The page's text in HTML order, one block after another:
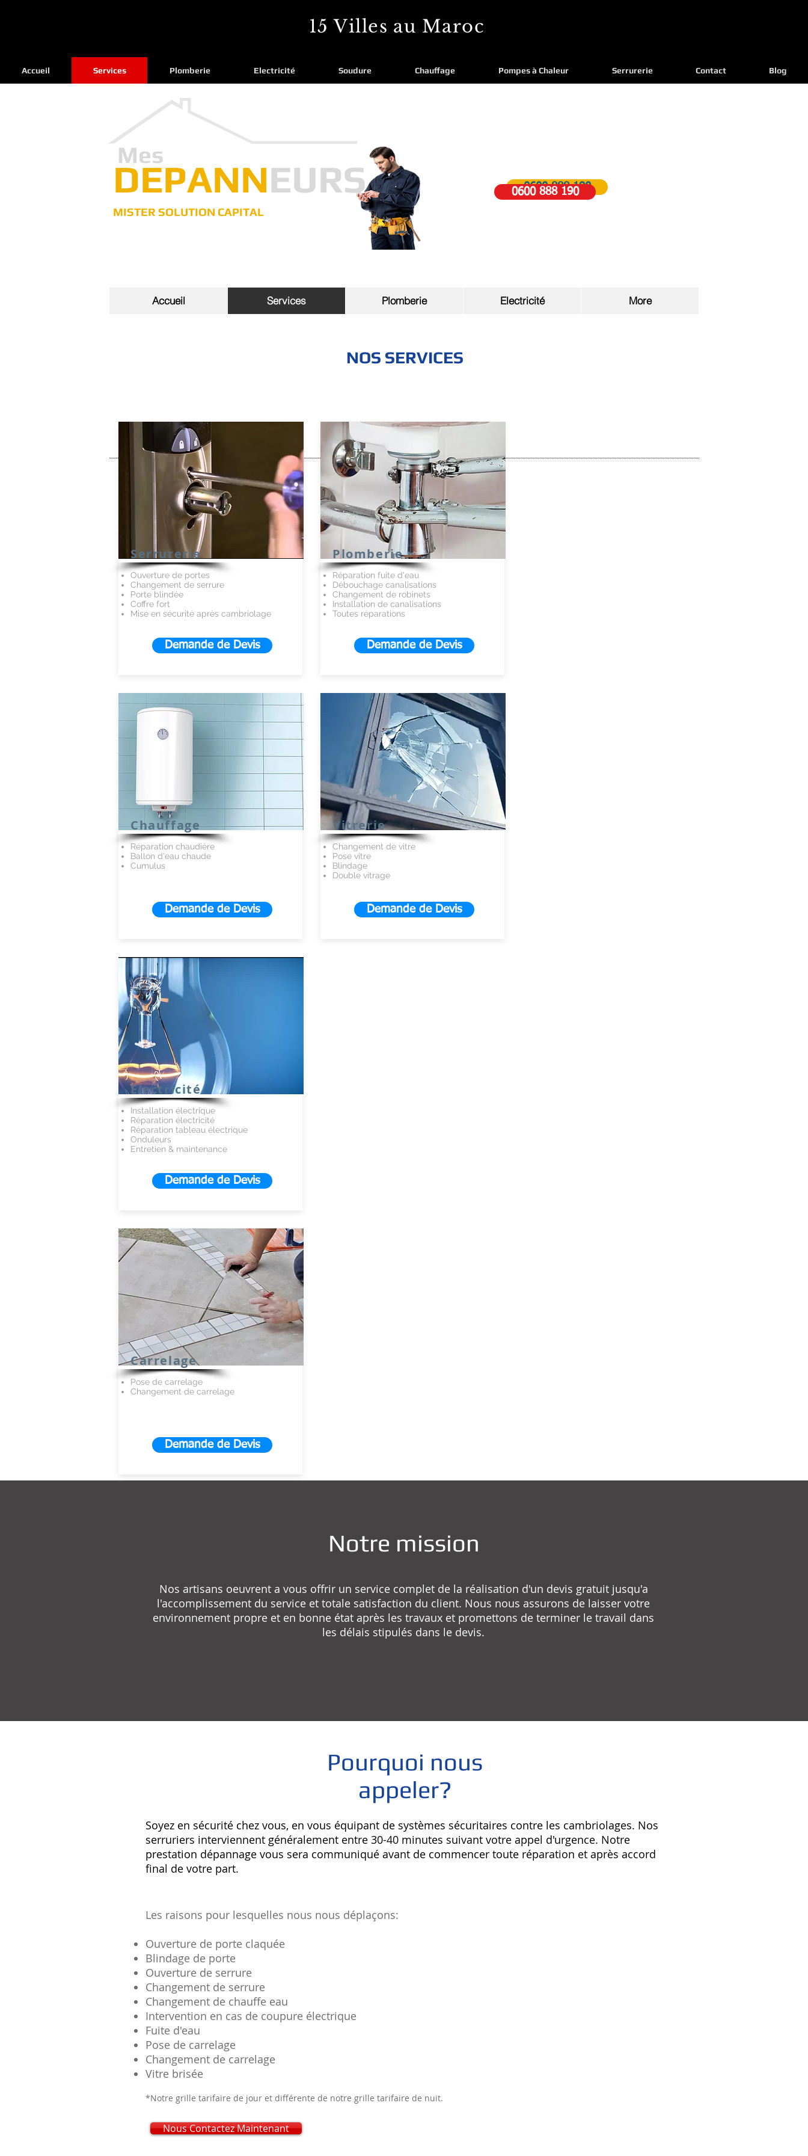
15 Villes au Maroc
Accueil Services Plomberie Electricité Soudure Chauffage Pompes à Chaleur Serrurerie Contact Blog
MISTER SOLUTION CAPITAL
DEPANNEURS
Mes
0600 888 190
Plomberie - Serrurerie - Electricité - Volets Roulants - Vitrerie - Débouchage de Canalisations - Chauffage - Clim - Soudure -
Revêtement - Piscine
0600 888 190
Accueil Services Plomberie Electricité More
NOS SERVICES
Serrurerie
Ouverture de portes
Changement de serrure
Porte blindée
Coffre fort
Mise en sécurité après cambriolage
Demande de Devis
Chauffage
Réparation chaudière
Ballon d'eau chaude
Cumulus
Demande de Devis
Plomberie
Réparation fuite d'eau
Débouchage canalisations
Changement de robinets
Installation de canalisations
Toutes réparations
Demande de Devis
Vitrerie
Changement de vitre
Pose vitre
Blindage
Double vitrage
Demande de Devis
Electricité​
Installation électrique
Réparation électricité
Réparation tableau électrique
Onduleurs
Entretien & maintenance
Demande de Devis
Carrelage
Pose de carrelage
Changement de carrelage
Demande de Devis
Notre mission
Nos artisans oeuvrent a vous offrir un service complet de la réalisation d'un devis gratuit jusqu'a
l'accomplissement du service et totale satisfaction du client. Nous nous assurons de laisser votre
environnement propre et en bonne état après les travaux et promettons de terminer le travail dans
les délais stipulés dans le devis.
Pourquoi nous
appeler?
Soyez en sécurité chez vous, en vous équipant de systèmes sécuritaires contre les cambriolages. Nos
serruriers interviennent généralement entre 30-40 minutes suivant votre appel d'urgence. Notre
prestation dépannage vous sera communiqué avant de commencer toute réparation et après accord
final de votre part.
Les raisons pour lesquelles nous nous déplaçons:
Ouverture de porte claquée
Blindage de porte
Ouverture de serrure
Changement de serrure
Changement de chauffe eau
Intervention en cas de coupure électrique
Fuite d'eau
Pose de carrelage
Changement de carrelage
Vitre brisée
*Notre grille tarifaire de jour et différente de notre grille tarifaire de nuit.
Nous Contactez Maintenant